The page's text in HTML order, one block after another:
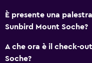
È presente una
Sunbird Mount Soche?
A che ora è il check-
Soche?